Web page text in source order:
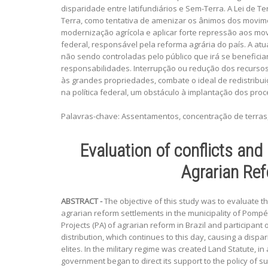
disparidade entre latifundiários e Sem-Terra. A Lei de
Terra, como tentativa de amenizar os ânimos dos
modernização agrícola e aplicar forte repressão aos
federal, responsável pela reforma agrária do país. A
não sendo controladas pelo público que irá se
responsabilidades. Interrupção ou redução dos
às grandes propriedades, combate o ideal de
na política federal, um obstáculo à implantação dos
Palavras-chave: Assentamentos, concentração de
Evaluation of conflicts
Agrarian
ABSTRACT -The objective of this study was to evaluate
agrarian reform settlements in the municipality of
Projects (PA) of agrarian reform in Brazil and
distribution, which continues to this day, causing a
elites. In the military regime was created Land Statute,
government began to direct its support to the policy of